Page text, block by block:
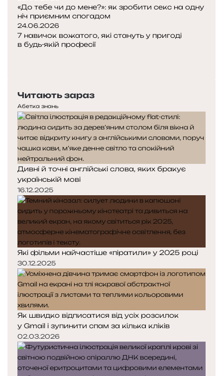
«До тебе чи до мене?»: як зробити секс на одну
ніч приємним спогадом
24.06.2026
7 навичок вожатого, які стануть у пригоді
в будь-якій професії
Читають зараз
Абетка знань
Дивні й точні англійські слова, яких бракує
українській мові
16.12.2025
Які фільми найчастіше «піратили» у 2025 році
30.12.2025
Як швидко відписатися від усіх розсилок
у Gmail і зупинити спам за кілька кліків
02.03.2026